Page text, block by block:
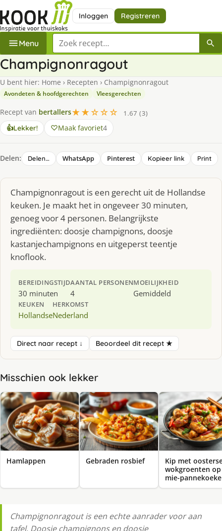
Inloggen Registreren
Menu Zoek een recept
Champignonragout
U bent hier: Home › Recepten › Champignonragout
Avondeten & hoofdgerechten Vleesgerechten
Recept van bertallers★★☆☆☆
1.67 (3)
👍Lekker! Maak favoriet4
Delen: Delen… WhatsApp Pinterest Kopieer link Print
Champignonragout is een gerecht uit de Hollandse
keuken. Je maakt het in ongeveer 30 minuten,
genoeg voor 4 personen. Belangrijkste
ingrediënten: doosje champignons, doosje
kastanjechampignons en uitgeperst teentje
knoflook.
BEREIDINGSTIJD
30 minuten
AANTAL PERSONEN
4
MOEILIJKHEID
Gemiddeld
KEUKEN
Hollandse
HERKOMST
Nederland
Direct naar recept ↓ Beoordeel dit recept ★
Misschien ook lekker
Hamlappen Gebraden rosbief
Kip met
wokgroenten op
mie-
Champignonragout is een echte aanrader voor aan
tafel. Doosje champignons en doosje